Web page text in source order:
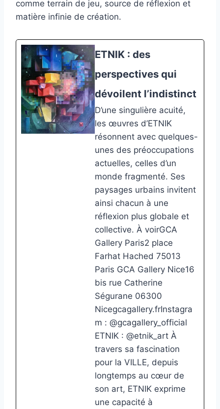
comme terrain de jeu, source de réflexion et
matière infinie de création.
ETNIK : des
perspectives qui
dévoilent l’indistinct
D’une singulière acuité,
les œuvres d’ETNIK
résonnent avec quelques-
unes des préoccupations
actuelles, celles d’un
monde fragmenté. Ses
paysages urbains invitent
ainsi chacun à une
réflexion plus globale et
collective. À voirGCA
Gallery Paris2 place
Farhat Hached 75013
Paris GCA Gallery Nice16
bis rue Catherine
Ségurane 06300
Nicegcagallery.frInstagra
m : @gcagallery_official
ETNIK : @etnik_art À
travers sa fascination
pour la VILLE, depuis
longtemps au cœur de
son art, ETNIK exprime
une capacité à